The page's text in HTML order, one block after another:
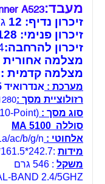
מעבד:A523
זיכרון נדיף: 12
זיכרון פנימי: 128
זיכרון להרחבה:
מצלמה אחורית : 8
מצלמה קדמית : 5 מ"פ
מערכת : אנדרואיד 15
רזולוציית מסך :
סוג מסך : Point)
סוללה 5100 MA
אלחוטי : ac/b/g/n
מידות :242.7*161.5*8.5 מ"מ
משקל : 546 גרם
BAND 2.4/5GHZ